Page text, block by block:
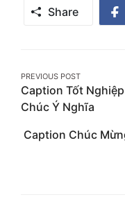
Share
Post
navigation
PREVIOUS POST
Caption Tốt
Chúc Ý Nghĩa
Caption Chúc